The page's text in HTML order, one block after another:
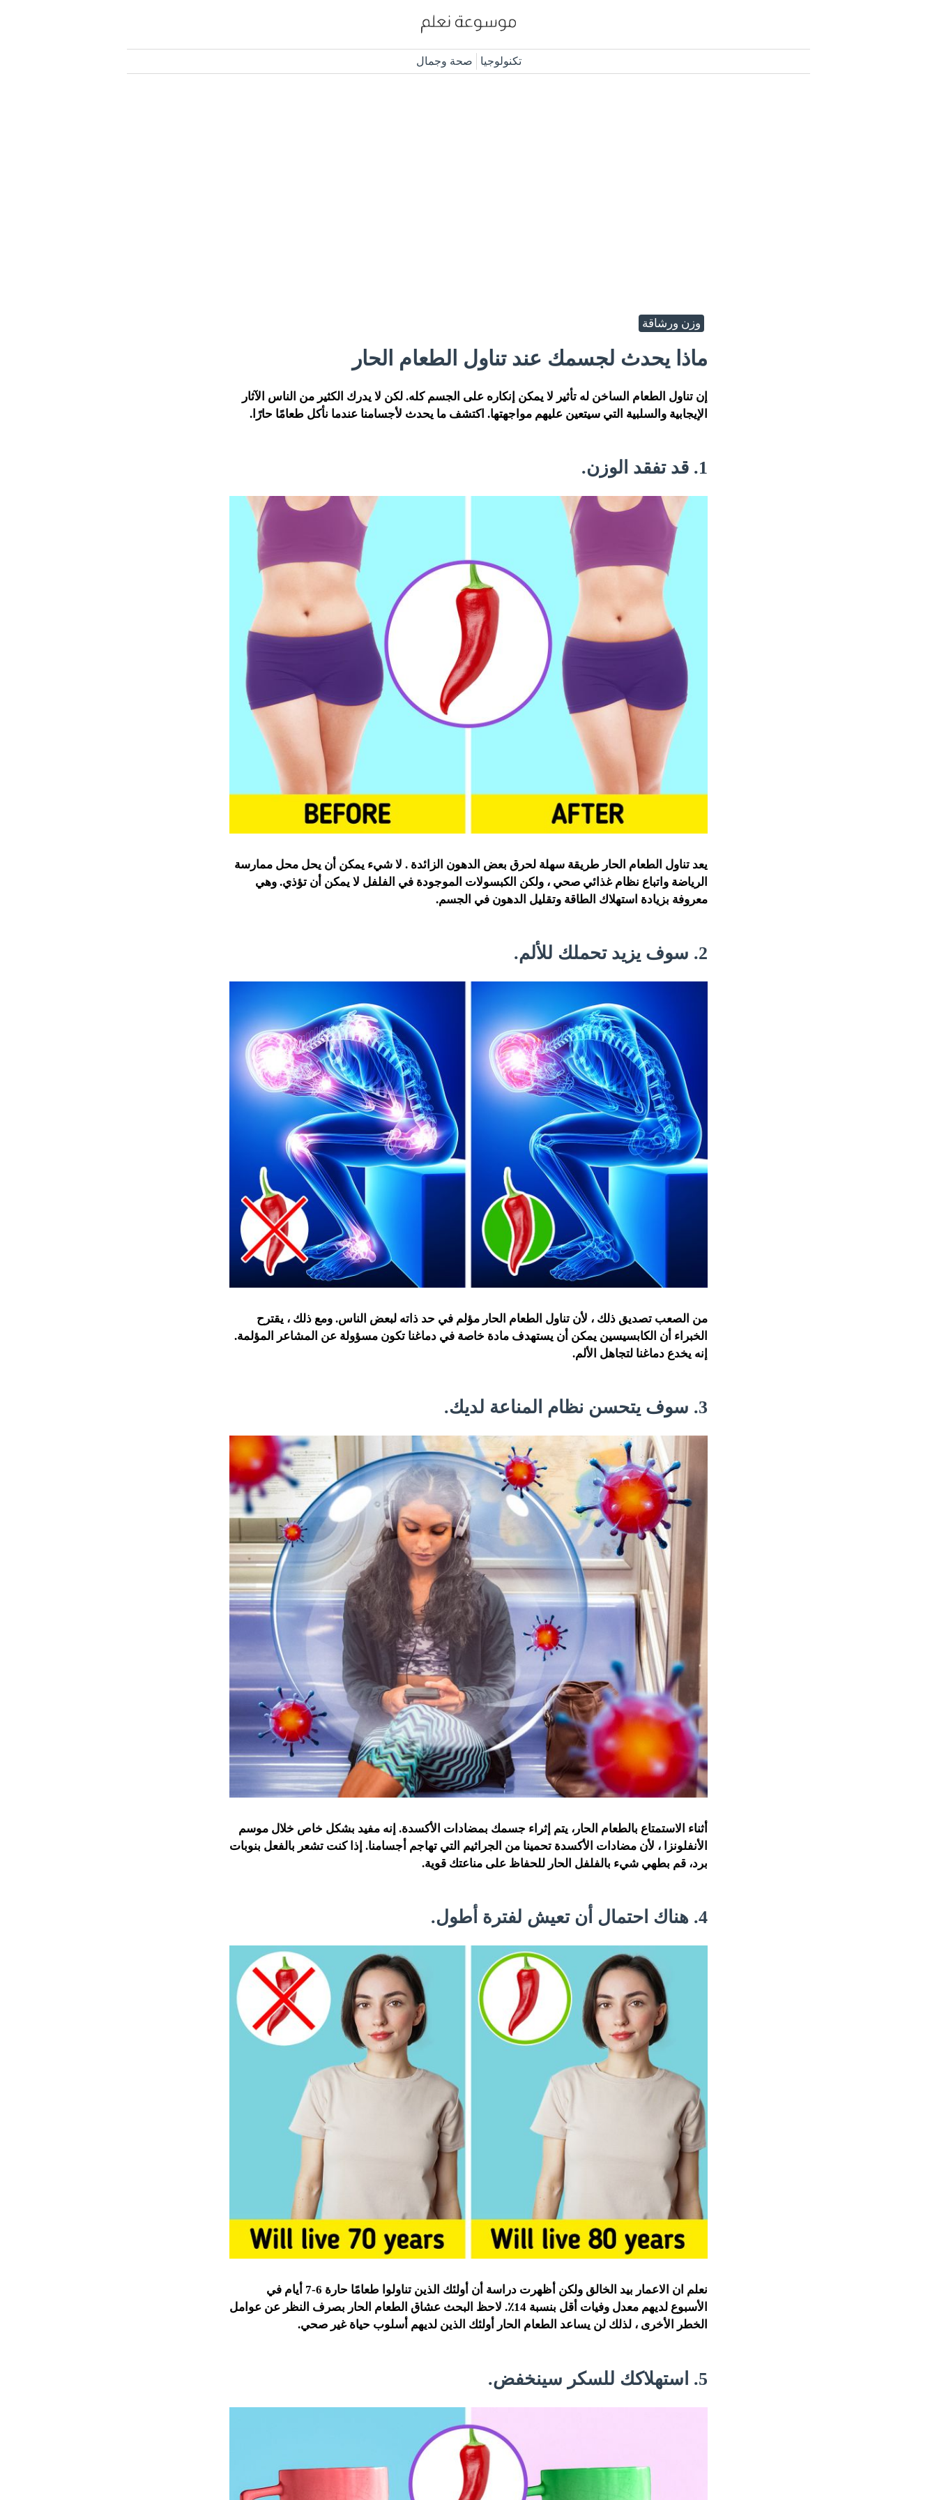
تكنولوجيا صحة وجمال
وزن ورشاقة
ماذا يحدث لجسمك عند تناول الطعام الحار
إن تناول الطعام الساخن له تأثير لا يمكن إنكاره على الجسم كله. لكن لا يدرك الكثير من الناس الآثار
الإيجابية والسلبية التي سيتعين عليهم مواجهتها. اكتشف ما يحدث لأجسامنا عندما نأكل طعامًا حارًا.
1. قد تفقد الوزن.
يعد تناول الطعام الحار طريقة سهلة لحرق بعض الدهون الزائدة . لا شيء يمكن أن يحل محل ممارسة
الرياضة واتباع نظام غذائي صحي ، ولكن الكبسولات الموجودة في الفلفل لا يمكن أن تؤذي. وهي
معروفة بزيادة استهلاك الطاقة وتقليل الدهون في الجسم.
2. سوف يزيد تحملك للألم.
من الصعب تصديق ذلك ، لأن تناول الطعام الحار مؤلم في حد ذاته لبعض الناس. ومع ذلك ، يقترح
الخبراء أن الكابسيسين يمكن أن يستهدف مادة خاصة في دماغنا تكون مسؤولة عن المشاعر المؤلمة.
إنه يخدع دماغنا لتجاهل الألم.
3. سوف يتحسن نظام المناعة لديك.
أثناء الاستمتاع بالطعام الحار، يتم إثراء جسمك بمضادات الأكسدة. إنه مفيد بشكل خاص خلال موسم
الأنفلونزا ، لأن مضادات الأكسدة تحمينا من الجراثيم التي تهاجم أجسامنا. إذا كنت تشعر بالفعل بنوبات
برد، قم بطهي شيء بالفلفل الحار للحفاظ على مناعتك قوية.
4. هناك احتمال أن تعيش لفترة أطول.
نعلم ان الاعمار بيد الخالق ولكن أظهرت دراسة أن أولئك الذين تناولوا طعامًا حارة 6-7 أيام في
الأسبوع لديهم معدل وفيات أقل بنسبة 14٪. لاحظ البحث عشاق الطعام الحار بصرف النظر عن عوامل
الخطر الأخرى ، لذلك لن يساعد الطعام الحار أولئك الذين لديهم أسلوب حياة غير صحي.
5. استهلاكك للسكر سينخفض.